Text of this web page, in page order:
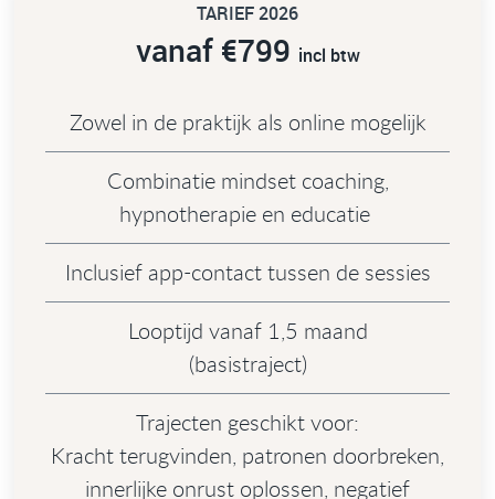
TARIEF 2026
vanaf €799 incl btw
Zowel in de praktijk als online mogelijk
Combinatie mindset coaching,
hypnotherapie en educatie
Inclusief app-contact tussen de sessies
Looptijd vanaf 1,5 maand
(basistraject)
Trajecten geschikt voor:
Kracht terugvinden, patronen doorbreken,
innerlijke onrust oplossen, negatief